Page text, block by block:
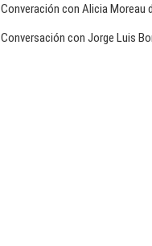
Converación con Alicia Moreau
Conversación con Jorge Luis